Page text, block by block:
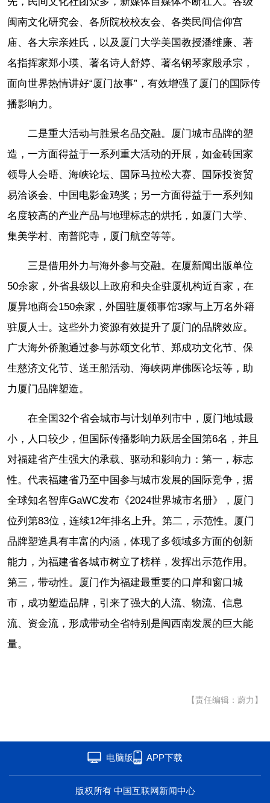
闽南文化研究会、各所院校校友会、各类民间信仰宫
庙、各大宗亲姓氏，以及厦门大学美国教授潘维廉、著
名指挥家郑小瑛、著名诗人舒婷、著名钢琴家殷承宗，
面向世界热情讲好“厦门故事”，有效增强了厦门的国际传
播影响力。
二是重大活动与胜景名品交融。厦门城市品牌的塑
造，一方面得益于一系列重大活动的开展，如金砖国家
领导人会晤、海峡论坛、国际马拉松大赛、国际投资贸
易洽谈会、中国电影金鸡奖；另一方面得益于一系列知
名度较高的产业产品与地理标志的烘托，如厦门大学、
集美学村、南普陀寺，厦门航空等等。
三是借用外力与海外参与交融。在厦新闻出版单位
50余家，外省县级以上政府和央企驻厦机构近百家，在
厦异地商会150余家，外国驻厦领事馆3家与上万名外籍
驻厦人士。这些外力资源有效提升了厦门的品牌效应。
广大海外侨胞通过参与苏颂文化节、郑成功文化节、保
生慈济文化节、送王船活动、海峡两岸佛医论坛等，助
力厦门品牌塑造。
在全国32个省会城市与计划单列市中，厦门地域最
小，人口较少，但国际传播影响力跃居全国第6名，并且
对福建省产生强大的承载、驱动和影响力：第一，标志
性。代表福建省乃至中国参与城市发展的国际竞争，据
全球知名智库GaWC发布《2024世界城市名册》，厦门
位列第83位，连续12年排名上升。第二，示范性。厦门
品牌塑造具有丰富的内涵，体现了多领域多方面的创新
能力，为福建省各城市树立了榜样，发挥出示范作用。
第三，带动性。厦门作为福建最重要的口岸和窗口城
市，成功塑造品牌，引来了强大的人流、物流、信息
流、资金流，形成带动全省特别是闽西南发展的巨大能
量。
【责任编辑：蔚力】
电脑版 APP下载
版权所有 中国互联网新闻中心